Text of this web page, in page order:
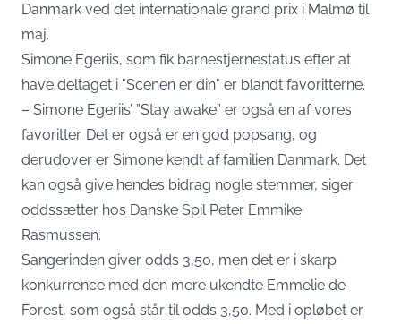
Danmark ved det internationale grand prix i Malmø til
maj.
Simone Egeriis, som fik barnestjernestatus efter at
have deltaget i "Scenen er din" er blandt favoritterne.
– Simone Egeriis’ ”Stay awake” er også en af vores
favoritter. Det er også er en god popsang, og
derudover er Simone kendt af familien Danmark. Det
kan også give hendes bidrag nogle stemmer, siger
oddssætter hos Danske Spil Peter Emmike
Rasmussen.
Sangerinden giver odds 3,50, men det er i skarp
konkurrence med den mere ukendte Emmelie de
Forest, som også står til odds 3,50. Med i opløbet er